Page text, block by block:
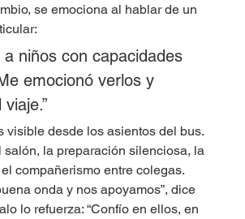
se emociona al hablar de un
a niños con capacidades
emocionó verlos y
visible desde los asientos del bus.
salón, la preparación silenciosa, la
compañerismo entre colegas.
onda y nos apoyamos”, dice
lo refuerza: “Confío en ellos, en